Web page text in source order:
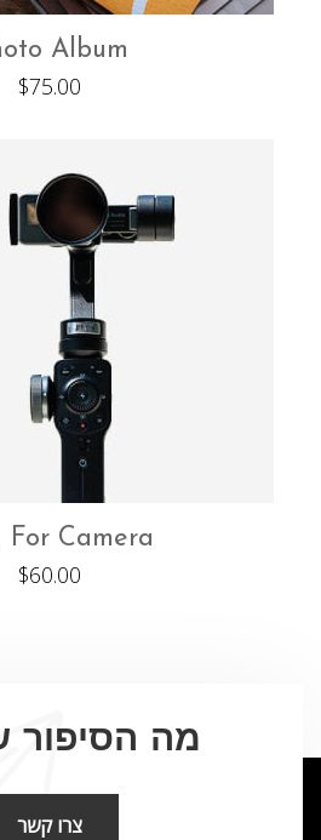
Album
$75.00
For Camera
$60.00
מה הסיפור
צרו קשר